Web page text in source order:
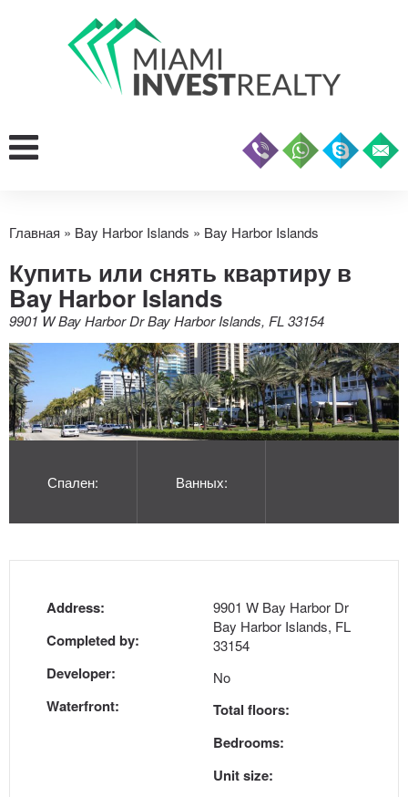
Главная » Bay Harbor Islands » Bay Harbor Islands
Купить или снять квартиру в
Bay Harbor Islands
9901 W Bay Harbor Dr Bay Harbor Islands, FL 33154
Спален: Ванных:
Address:
Completed by:
Developer:
Waterfront:
9901 W Bay Harbor Dr
Bay Harbor Islands, FL
33154
No
Total floors:
Bedrooms:
Unit size: